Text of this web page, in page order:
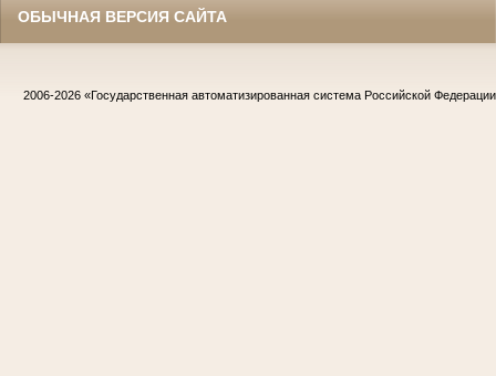
ОБЫЧНАЯ ВЕРСИЯ САЙТА
2006-2026 «Государственная автоматизированная система Российской